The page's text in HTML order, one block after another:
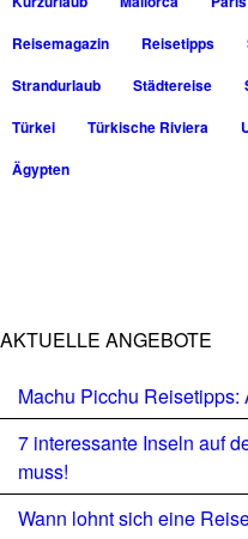
Reisemagazin
Reisetipps
Strandurlaub
Städtereise
Türkei
Türkische Riviera
Ägypten
AKTUELLE ANGEBOTE
Machu Picchu
7 interessante Inseln auf
muss!
Wann lohnt sich eine